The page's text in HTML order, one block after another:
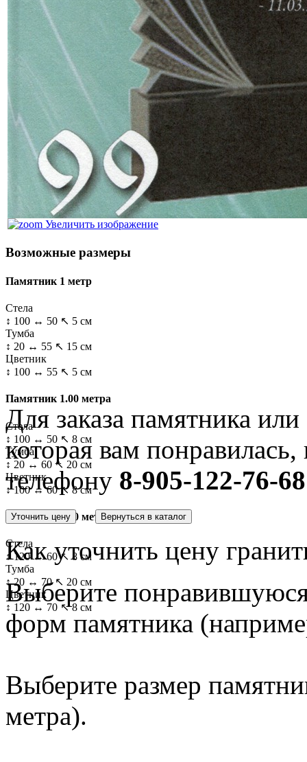
Увеличить изображение
Возможные размеры
Памятник 1 метр
Стела
↕ 100 ↔ 50 ↖ 5 см
Тумба
↕ 20 ↔ 55 ↖ 15 см
Цветник
↕ 100 ↔ 55 ↖ 5 см
Памятник 1.00 метра
Стела
↕ 100 ↔ 50 ↖ 8 см
Тумба
↕ 20 ↔ 60 ↖ 20 см
Цветник
↕ 100 ↔ 60 ↖ 8 см
Памятник 1.20 метра
Стела
↕ 120 ↔ 60 ↖ 8 см
Тумба
↕ 20 ↔ 70 ↖ 20 см
Цветник
↕ 120 ↔ 70 ↖ 8 см
Для заказа памятника
которая вам
телефону 8-905-122-76-68
Как уточнить цену
Выберите
форм памятника
Выберите размер
метра).